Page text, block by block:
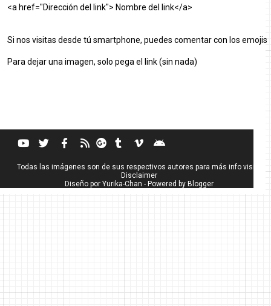
<a href="Dirección del link"> Nombre del link</a>
Si nos visitas desde tú smartphone, puedes comentar con los emojis
Para dejar una imagen, solo pega el link (sin nada)
Todas las imágenes son de sus respectivos autores para más info visita
Disclaimer
Diseño por Yurika-Chan - Powered by Blogger